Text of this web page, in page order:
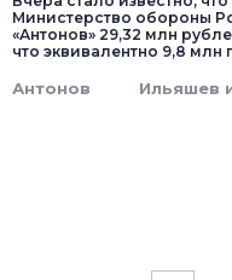
Министерство обороны
«Антонов» 29,32 млн
что эквивалентно 9,8
Антонов Ильяшев